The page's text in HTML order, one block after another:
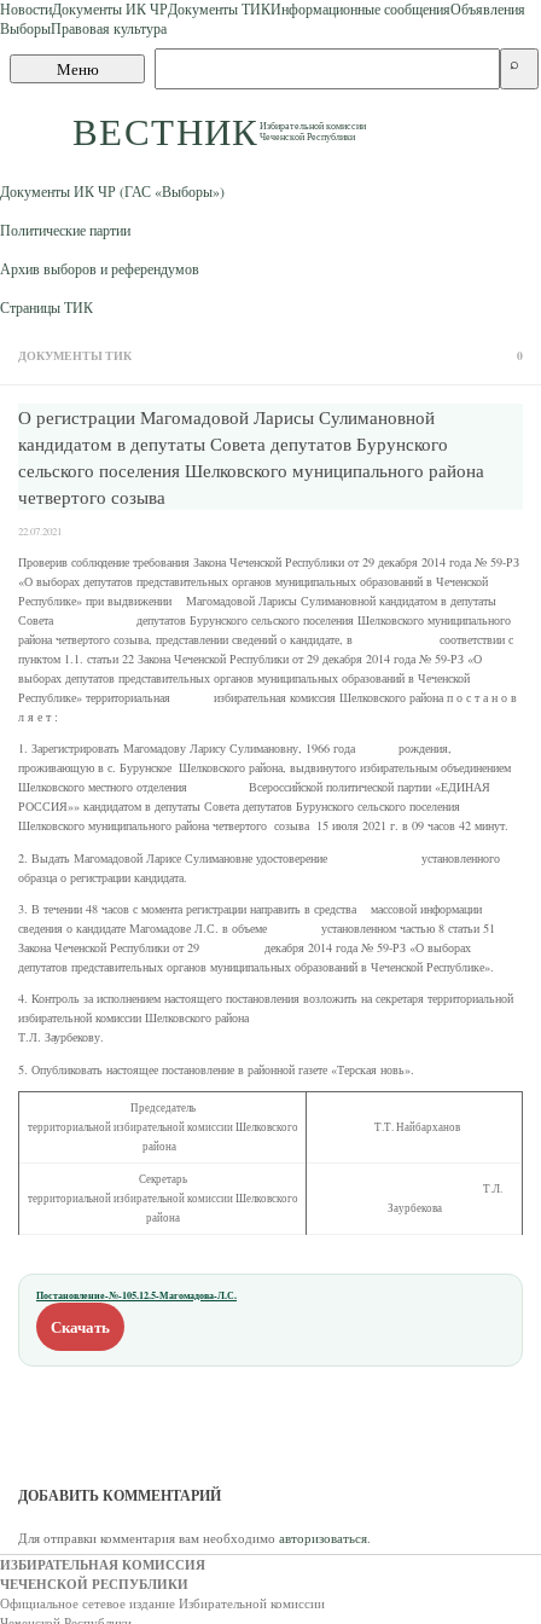
Skip to content
НовостиДокументы ИК ЧРДокументы ТИКИнформационные сообщенияОбъявления
ВыборыПравовая культура
Меню
ВЕСТНИКИзбирательной комиссии
Чеченской Республики
сайту
⌕
Документы ИК ЧР (ГАС «Выборы»)
Политические партии
Архив выборов и референдумов
Страницы ТИК
ДОКУМЕНТЫ ТИК 0
О регистрации Магомадовой Ларисы Сулимановной
кандидатом в депутаты Совета депутатов Бурунского
сельского поселения Шелковского муниципального района
четвертого созыва
22.07.2021
Проверив соблюдение требования Закона Чеченской Республики от 29 декабря 2014 года № 59-РЗ
«О выборах депутатов представительных органов муниципальных образований в Чеченской
Республике» при выдвижении Магомадовой Ларисы Сулимановной кандидатом в депутаты
Совета депутатов Бурунского сельского поселения Шелковского муниципального
района четвертого созыва, представлении сведений о кандидате, в соответствии с
пунктом 1.1. статьи 22 Закона Чеченской Республики от 29 декабря 2014 года № 59-РЗ «О
выборах депутатов представительных органов муниципальных образований в Чеченской
Республике» территориальная избирательная комиссия Шелковского района п о с т а н о в
л я е т :
1. Зарегистрировать Магомадову Ларису Сулимановну, 1966 года рождения,
проживающую в с. Бурунское Шелковского района, выдвинутого избирательным объединением
Шелковского местного отделения Всероссийской политической партии «ЕДИНАЯ
РОССИЯ»» кандидатом в депутаты Совета депутатов Бурунского сельского поселения
Шелковского муниципального района четвертого созыва 15 июля 2021 г. в 09 часов 42 минут.
2. Выдать Магомадовой Ларисе Сулимановне удостоверение установленного
образца о регистрации кандидата.
3. В течении 48 часов с момента регистрации направить в средства массовой информации
сведения о кандидате Магомадове Л.С. в объеме установленном частью 8 статьи 51
Закона Чеченской Республики от 29 декабря 2014 года № 59-РЗ «О выборах
депутатов представительных органов муниципальных образований в Чеченской Республике».
4. Контроль за исполнением настоящего постановления возложить на секретаря территориальной
избирательной комиссии Шелковского района
Т.Л. Заурбекову.
5. Опубликовать настоящее постановление в районной газете «Терская новь».
Председатель
территориальной избирательной комиссии Шелковского
района
Т.Т. Найбарханов
Секретарь
территориальной избирательной комиссии Шелковского
района
Т.Л.
Заурбекова
Постановление-№-105.12.5-Магомадова-Л.С.
Скачать
ДОБАВИТЬ КОММЕНТАРИЙ
Для отправки комментария вам необходимо авторизоваться
ИЗБИРАТЕЛЬНАЯ КОМИССИЯ
ЧЕЧЕНСКОЙ РЕСПУБЛИКИ
Официальное сетевое издание Избирательной комиссии